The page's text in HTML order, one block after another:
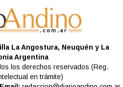
La Angostura, Neuquén y La
Argentina
los derechos reservados (Reg.
en trámite)